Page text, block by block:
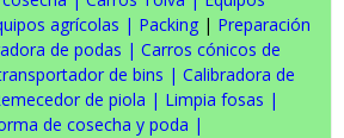
agrícolas | Packing | Preparación
de podas | Carros cónicos de
de bins | Calibradora de
de piola | Limpia fosas |
de cosecha y poda |